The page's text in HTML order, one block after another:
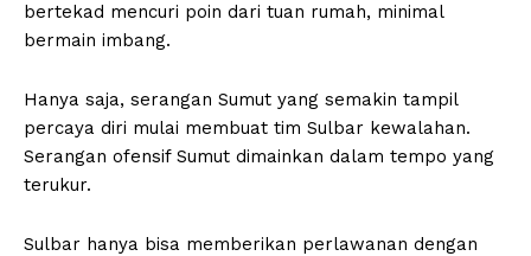
bertekad mencuri poin dari tuan rumah, minimal
bermain imbang.
Hanya saja, serangan Sumut yang semakin tampil
percaya diri mulai membuat tim Sulbar kewalahan.
Serangan ofensif Sumut dimainkan dalam tempo yang
terukur.
Sulbar hanya bisa memberikan perlawanan dengan